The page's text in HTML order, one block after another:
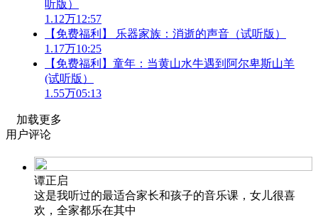
听版）
1.12万12:57
【免费福利】 乐器家族：消逝的声音（试听版）
1.17万10:25
【免费福利】童年：当黄山水牛遇到阿尔卑斯山羊
(试听版）
1.55万05:13
加载更多
用户评论
谭正启
这是我听过的最适合家长和孩子的音乐课，女儿很喜
欢，全家都乐在其中